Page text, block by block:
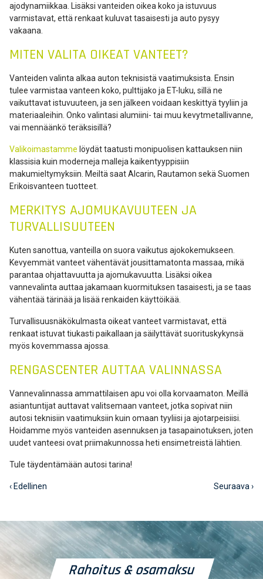
ajodynamiikkaa. Lisäksi vanteiden oikea koko ja istuvuus
varmistavat, että renkaat kuluvat tasaisesti ja auto pysyy
vakaana.
MITEN VALITA OIKEAT VANTEET?
Vanteiden valinta alkaa auton teknisistä vaatimuksista. Ensin
tulee varmistaa vanteen koko, pulttijako ja ET-luku, sillä ne
vaikuttavat istuvuuteen, ja sen jälkeen voidaan keskittyä tyyliin ja
materiaaleihin. Onko valintasi alumiini- tai muu kevytmetallivanne,
vai mennäänkö teräksisillä?
Valikoimastamme löydät taatusti monipuolisen kattauksen niin
klassisia kuin moderneja malleja kaikentyyppisiin
makumieltymyksiin. Meiltä saat Alcarin, Rautamon sekä Suomen
Erikoisvanteen tuotteet.
MERKITYS AJOMUKAVUUTEEN JA
TURVALLISUUTEEN
Kuten sanottua, vanteilla on suora vaikutus ajokokemukseen.
Kevyemmät vanteet vähentävät jousittamatonta massaa, mikä
parantaa ohjattavuutta ja ajomukavuutta. Lisäksi oikea
vannevalinta auttaa jakamaan kuormituksen tasaisesti, ja se taas
vähentää tärinää ja lisää renkaiden käyttöikää.
Turvallisuusnäkökulmasta oikeat vanteet varmistavat, että
renkaat istuvat tiukasti paikallaan ja säilyttävät suorituskykynsä
myös kovemmassa ajossa.
RENGASCENTER AUTTAA VALINNASSA
Vannevalinnassa ammattilaisen apu voi olla korvaamaton. Meillä
asiantuntijat auttavat valitsemaan vanteet, jotka sopivat niin
autosi teknisiin vaatimuksiin kuin omaan tyyliisi ja ajotarpeisiisi.
Hoidamme myös vanteiden asennuksen ja tasapainotuksen, joten
uudet vanteesi ovat priimakunnossa heti ensimetreistä lähtien.
Tule täydentämään autosi tarina!
‹ Edellinen Seuraava ›
Rahoitus & osamaksu